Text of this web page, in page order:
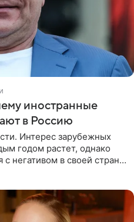
иностранные
в Россию
Интерес зарубежных
годом растет, однако
негативом в своей стране